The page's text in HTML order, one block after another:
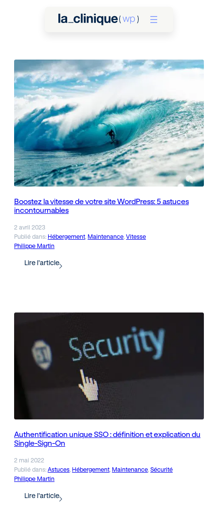
Boostez la vitesse de votre site WordPress: 5 astuces
incontournables
2 avril 2023
Publié dans: Hébergement, Maintenance, Vitesse
Philippe Martin
Lire l’article
Authentification unique SSO : définition et explication du
Single-Sign-On
2 mai 2022
Publié dans: Astuces Hébergement Maintenance Sécurité
Philippe Martin
Lire l’article